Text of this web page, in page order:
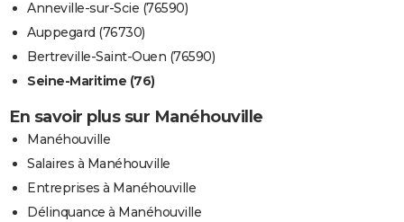
Anneville-sur-Scie (76590)
Auppegard (76730)
Bertreville-Saint-Ouen (76590)
Seine-Maritime (76)
En savoir plus sur Manéhouville
Manéhouville
Salaires à Manéhouville
Entreprises à Manéhouville
Délinquance à Manéhouville